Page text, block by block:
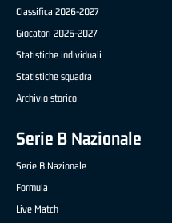
Classifica 2026-2027
Giocatori 2026-2027
Statistiche individuali
Statistiche squadra
Archivio storico
Serie B Nazionale
Serie B Nazionale
Formula
Live Match